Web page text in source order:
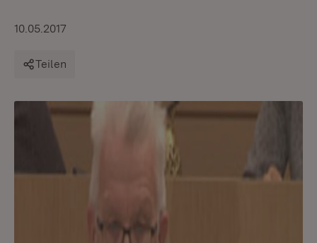
10.05.2017
Teilen